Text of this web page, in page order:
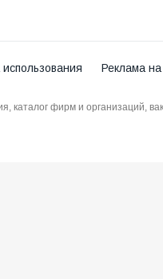
Реклама
каталог фирм и организаций,